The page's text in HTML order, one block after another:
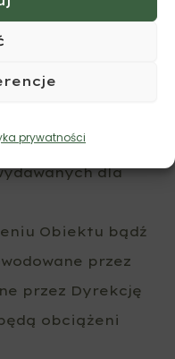
prywatności
powinny być
czas wspólnych
dla
Obiektu bądź
przez
przez Dyrekcję
obciążeni